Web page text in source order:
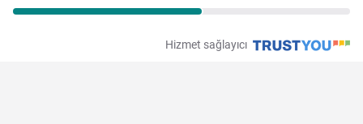
Hizmet sağlayıcı